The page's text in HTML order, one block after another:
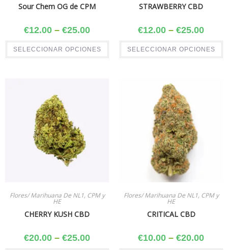
Sour Chem OG de CPM
€12.00 – €25.00
SELECCIONAR OPCIONES
STRAWBERRY CBD
€12.00 – €25.00
SELECCIONAR OPCIONES
Flores/ Marihuana De NL1, CPM y
HE
CHERRY KUSH CBD
€20.00 – €25.00
Flores/ Marihuana De NL1, CPM y
HE
CRITICAL CBD
€10.00 – €20.00